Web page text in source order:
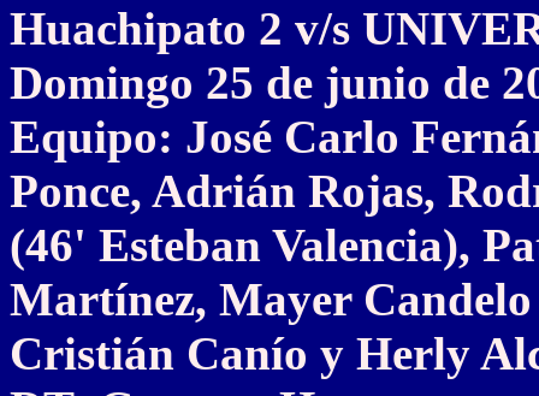
Huachipato 2 v/s
Domingo 25 de junio de
Equipo: José Carlo
Ponce, Adrián Rojas,
(46' Esteban Valencia),
Martínez, Mayer
Cristián Canío y Herly